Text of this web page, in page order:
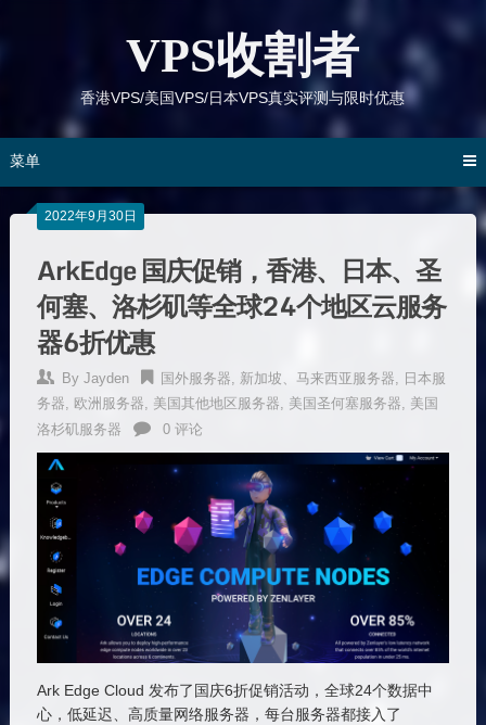
VPS收割者
香港VPS/美国VPS/日本VPS真实评测与限时优惠
菜单
2022年9月30日
ArkEdge 国庆促销，香港、日本、圣
何塞、洛杉矶等全球24个地区云服务
器6折优惠
By Jayden 国外服务器, 新加坡、马来西亚服务器, 日本服
务器, 欧洲服务器, 美国其他地区服务器, 美国圣何塞服务器, 美国
洛杉矶服务器
0 评论
Ark Edge Cloud 发布了国庆6折促销活动，全球24个数据中
心，低延迟、高质量网络服务器，每台服务器都接入了